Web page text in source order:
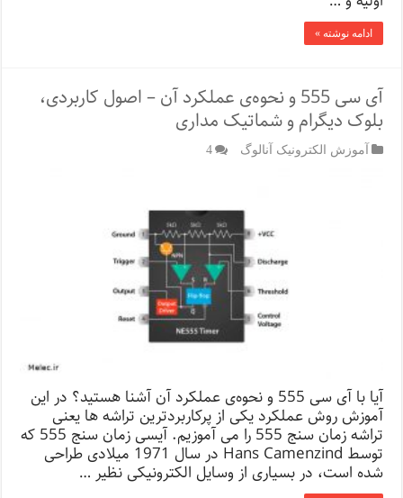
ادامه نوشته »
آی سی 555 و نحوه‌ی عملکرد آن – اصول کاربردی،
بلوک دیگرام و شماتیک مداری
آموزش الکترونیک آنالوگ 4
آیا با آی سی 555 و نحوه‌ی عملکرد آن آشنا هستید؟ در این
آموزش روش عملکرد یکی از پرکاربردترین تراشه ها یعنی
تراشه زمان سنج 555 را می آموزیم. آیسی زمان سنج 555 که
توسط Hans Camenzind در سال 1971 میلادی طراحی
شده است، در بسیاری از وسایل الکترونیکی نظیر …